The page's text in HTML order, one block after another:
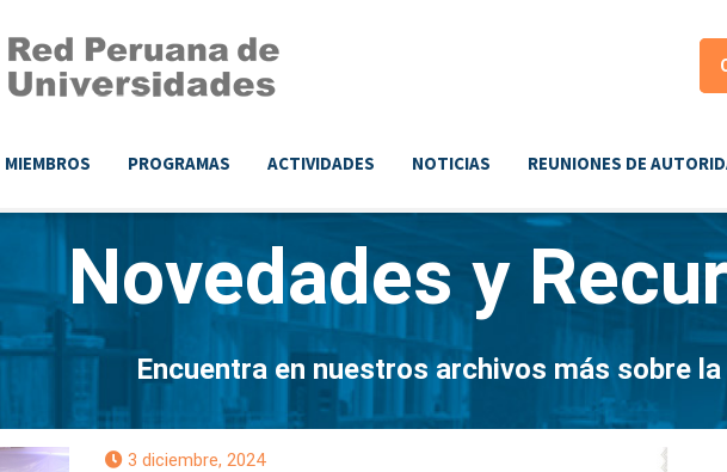
MIEMBROS PROGRAMAS ACTIVIDADES NOTICIAS REUNIONES DE
Novedades y
Encuentra en nuestros archivos más sobre la
3 diciembre, 2024